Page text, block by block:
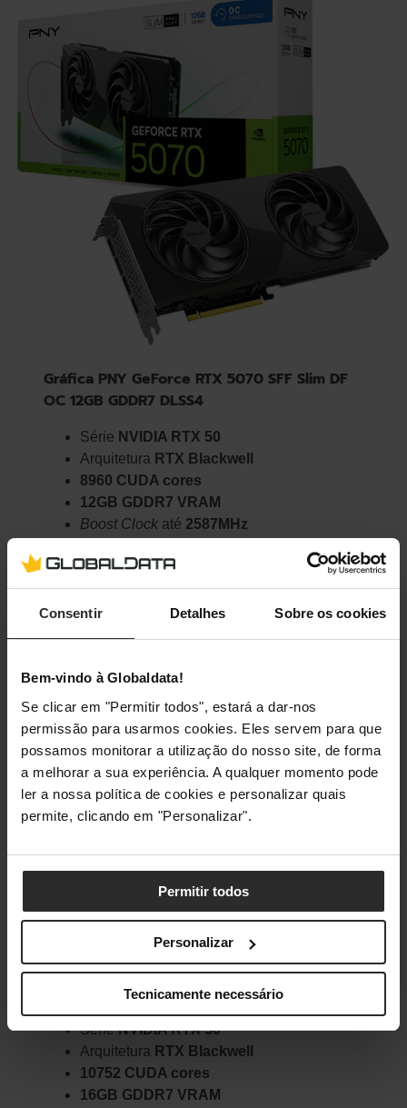
Consentir Detalhes Sobre os cookies
Bem-vindo à Globaldata!
Se clicar em "Permitir todos", estará a dar-nos
permissão para usarmos cookies. Eles servem para que
possamos monitorar a utilização do nosso site, de forma
a melhorar a sua experiência. A qualquer momento pode
ler a nossa política de cookies e personalizar quais
permite, clicando em "Personalizar".
Permitir todos
Personalizar
Tecnicamente necessário
Gráfica PNY GeForce RTX 5070 SFF Slim DF
OC 12GB GDDR7 DLSS4
Série NVIDIA RTX 50
Arquitetura RTX Blackwell
8960 CUDA cores
12GB GDDR7 VRAM
Boost Clock até 2587MHz
Comprar agora
Gráfica PNY GeForce RTX 5080 SFF Slim DF
OC 16GB GDDR7 DLSS4
SérieNVIDIA RTX 50
Arquitetura RTX Blackwell
10752 CUDA cores
16GB GDDR7 VRAM